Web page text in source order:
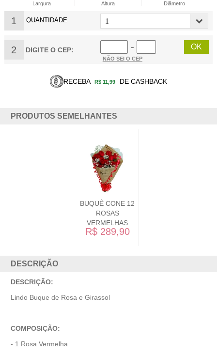
Largura Altura Diâmetro
1 QUANTIDADE
2 DIGITE O CEP:
−
NÃO SEI O CEP
RECEBA R$ 11,99 DE CASHBACK
PRODUTOS SEMELHANTES
BUQUÊ CONE 12
ROSAS
VERMELHAS
R$ 289,90
DESCRIÇÃO
DESCRIÇÃO:
Lindo Buque de Rosa e Girassol
COMPOSIÇÃO:
- 1 Rosa Vermelha